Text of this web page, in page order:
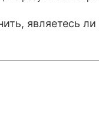
являетесь